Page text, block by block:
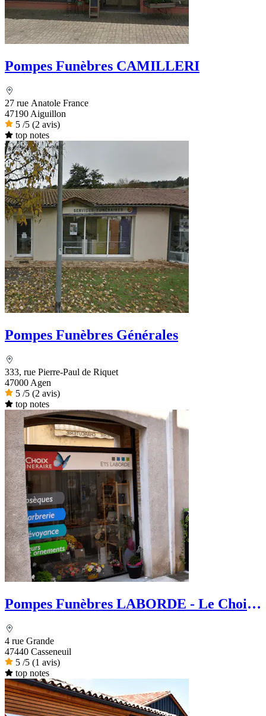
Pompes Funèbres CAMILLERI
27 rue Anatole France
47190 Aiguillon
5 /5 (2 avis)
top notes
Pompes Funèbres Générales
333, rue Pierre-Paul de Riquet
47000 Agen
5 /5 (2 avis)
top notes
Pompes Funèbres LABORDE - Le Choix
4 rue Grande
47440 Casseneuil
5 /5 (1 avis)
top notes